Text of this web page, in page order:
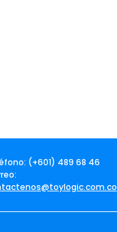
(+601) 489 68 46